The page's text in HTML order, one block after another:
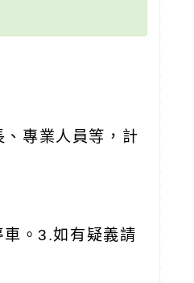
專業人員等，計
。3.如有疑義請